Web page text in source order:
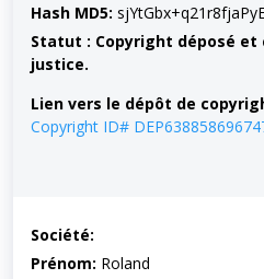
Hash MD5:
Statut : Copyright déposé
justice.
Lien vers le dépôt de
Copyright ID#
Société:
Prénom: Roland